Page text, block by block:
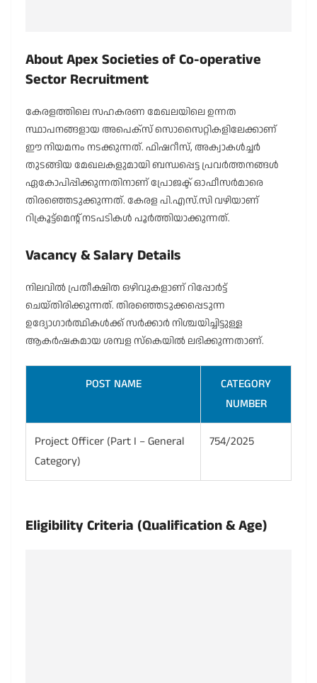
About Apex Societies of Co-operative
Sector Recruitment
കേരളത്തിലെ സഹകരണ മേഖലയിലെ ഉന്നത
സ്ഥാപനങ്ങളായ അപെക്‌സ് സൊസൈറ്റികളിലേക്കാണ്
ഈ നിയമനം നടക്കുന്നത്. ഫിഷറീസ്, അക്വാകൾച്ചർ
തുടങ്ങിയ മേഖലകളുമായി ബന്ധപ്പെട്ട പ്രവർത്തനങ്ങൾ
ഏകോപിപ്പിക്കുന്നതിനാണ് പ്രോജക്ട് ഓഫീസർമാരെ
തിരഞ്ഞെടുക്കുന്നത്. കേരള പി.എസ്.സി വഴിയാണ്
റിക്രൂട്ട്‌മെന്റ് നടപടികൾ പൂർത്തിയാക്കുന്നത്.
Vacancy & Salary Details
നിലവിൽ പ്രതീക്ഷിത ഒഴിവുകളാണ് റിപ്പോർട്ട്
ചെയ്തിരിക്കുന്നത്. തിരഞ്ഞെടുക്കപ്പെടുന്ന
ഉദ്യോഗാർത്ഥികൾക്ക് സർക്കാർ നിശ്ചയിച്ചിട്ടുള്ള
ആകർഷകമായ ശമ്പള സ്കെയിൽ ലഭിക്കുന്നതാണ്.
POST NAME
CATEGORY
NUMBER
Project Officer (Part I – General
Category)
754/2025
Eligibility Criteria (Qualification & Age)